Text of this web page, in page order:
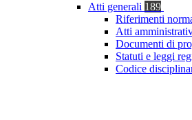
Atti generali 189
Riferimenti
Atti
Documenti di
Statuti e leggi
Codice